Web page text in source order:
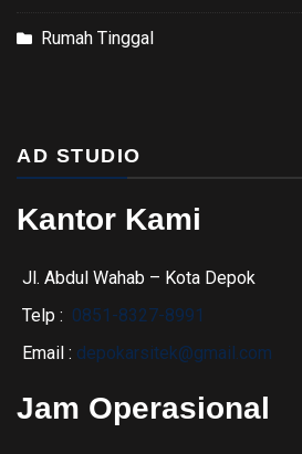
Rumah Tinggal
AD STUDIO
Kantor Kami
Jl. Abdul Wahab – Kota Depok
Telp : 0851-8327-8991
Email : depokarsitek@gmail.com
Jam Operasional